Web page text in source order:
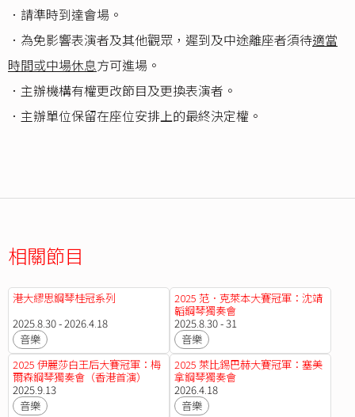
．請準時到達會場。
．為免影響表演者及其他觀眾，遲到及中途離座者須待適當
時間或中場休息方可進場。
．主辦機構有權更改節目及更換表演者。
．主辦單位保留在座位安排上的最終決定權。
相關節目
港大繆思鋼琴桂冠系列
2025.8.30 - 2026.4.18
音樂
2025 范．克萊本大賽冠軍：沈靖
韜鋼琴獨奏會
2025.8.30 - 31
音樂
2025 伊麗莎白王后大賽冠軍：梅
爾森鋼琴獨奏會（香港首演）
2025.9.13
音樂
2025 萊比錫巴赫大賽冠軍：塞美
拿鋼琴獨奏會
2026.4.18
音樂